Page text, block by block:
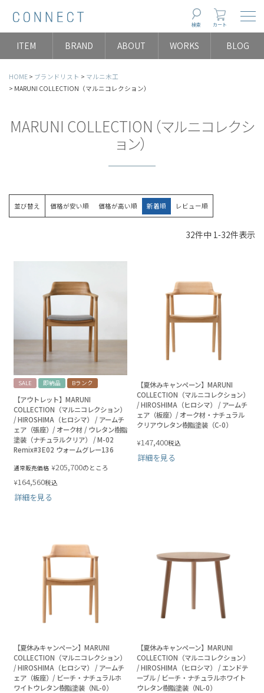
検索 カート
ITEM BRAND ABOUT WORKS BLOG
HOME ブランドリスト
マルニ木工
MARUNI COLLECTION（マルニコレクション）
MARUNI COLLECTION（マルニコレクシ
ョン）
並び替え 価格が安い順 価格が高い順 新着順 レビュー順
32件中 1 -32件表示
SALE 即納品 Bランク
【アウトレット】MARUNI
COLLECTION（マルニコレクション）
/ HIROSHIMA（ヒロシマ） / アームチ
ェア（張座）/ オーク材 / ウレタン樹脂
塗装（ナチュラルクリア） / M-02
Remix#3E02 ウォームグレー136
通常販売価格 ¥205,700のところ
¥164,560税込
詳細を見る
【夏休みキャンペーン】MARUNI
COLLECTION（マルニコレクション）
/ HIROSHIMA（ヒロシマ） / アームチ
ェア（板座）/ オーク材・ナチュラル
クリアウレタン樹脂塗装（C-0）
¥147,400税込
詳細を見る
【夏休みキャンペーン】MARUNI
COLLECTION（マルニコレクション）
/ HIROSHIMA（ヒロシマ） / アームチ
ェア（板座）/ ビーチ・ナチュラルホ
ワイトウレタン樹脂塗装（NL-0）
【夏休みキャンペーン】MARUNI
COLLECTION（マルニコレクション）
/ HIROSHIMA（ヒロシマ） / エンドテ
ーブル / ビーチ・ナチュラルホワイト
ウレタン樹脂塗装（NL-0）